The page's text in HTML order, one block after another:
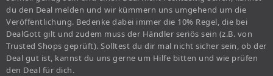
du den Deal melden und wir kümmern uns umgehend um die
Veröffentlichung. Bedenke dabei immer die 10% Regel, die bei
DealGott gilt und zudem muss der Händler seriös sein (z.B. von
Trusted Shops geprüft). Solltest du dir mal nicht sicher sein, ob der
Deal gut ist, kannst du uns gerne um Hilfe bitten und wie prüfen
den Deal für dich.